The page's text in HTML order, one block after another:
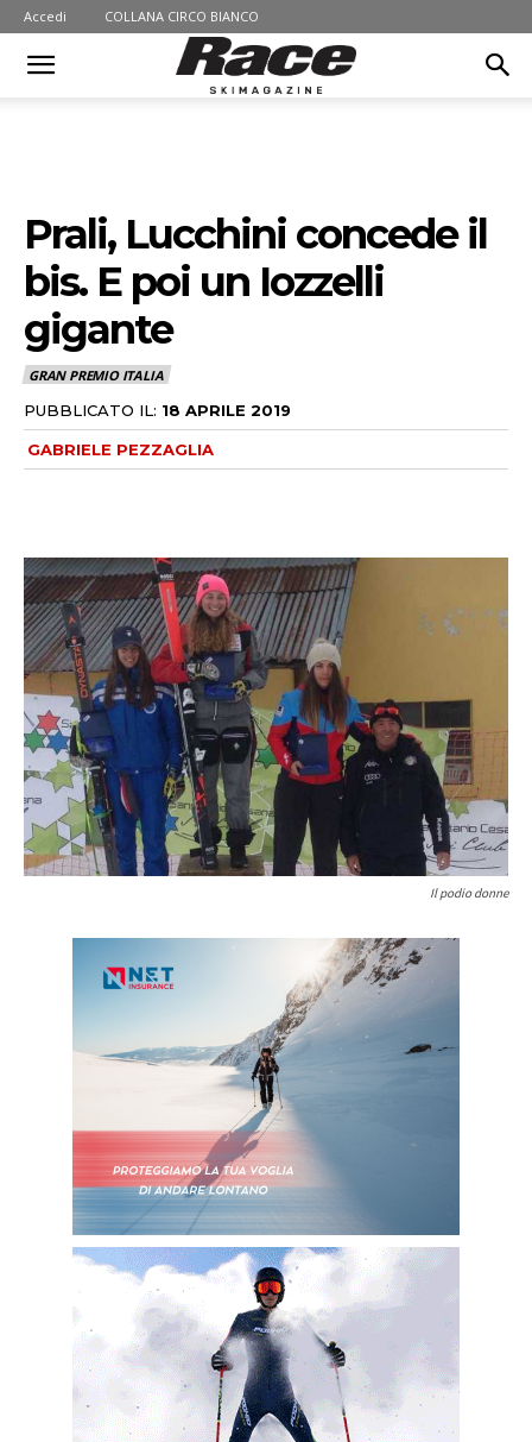
Accedi COLLANA CIRCO BIANCO
Prali, Lucchini concede il
bis. E poi un Iozzelli
gigante
GRAN PREMIO ITALIA
PUBBLICATO IL: 18 APRILE 2019
GABRIELE PEZZAGLIA
Il podio donne